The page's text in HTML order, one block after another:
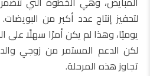
لتحفيز إنتاج عدد أكبر من
يوميًا، وهذا لم يكن أمرًا سهلًا
لكن الدعم المستمر من زوجي
تجاوز هذه المرحلة.